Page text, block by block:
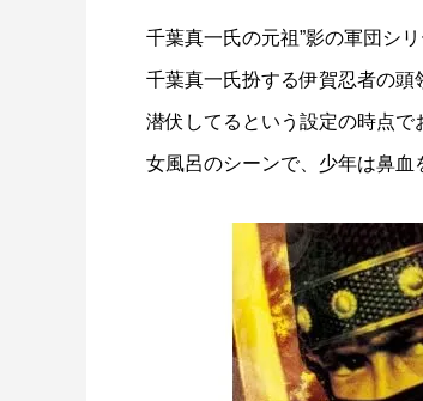
千葉真一氏の元祖”影の軍団シ
千葉真一氏扮する伊賀忍者の頭
潜伏してるという設定の時点
女風呂のシーンで、少年は鼻血